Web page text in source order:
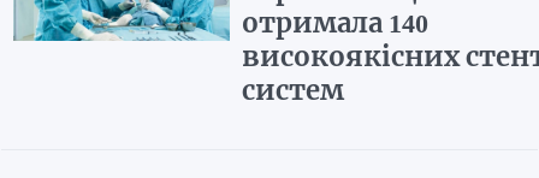
отримала 140
високоякісних
систем